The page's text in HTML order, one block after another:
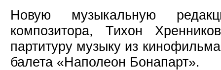
Новую музыкальную
композитора, Тихон
партитуру музыку из
балета «Наполеон Бонапарт».